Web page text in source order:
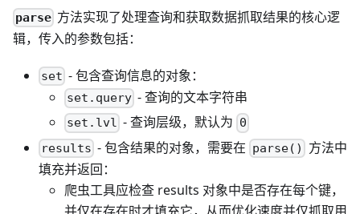
parse 方法实现了处理查询和获取数据抓取结果的核心逻
辑，传入的参数包括：
set - 包含查询信息的对象：
set.query - 查询的文本字符串
set.lvl - 查询层级，默认为 0
results - 包含结果的对象，需要在 parse() 方法中
填充并返回：
爬虫工具应检查 results 对象中是否存在每个键，